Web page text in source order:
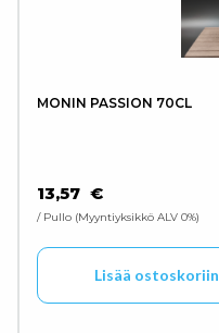
MONIN PASSION 70CL
13,57 €
/ Pullo Myyntiyksikkö ALV 0%
Lisää ostoskoriin